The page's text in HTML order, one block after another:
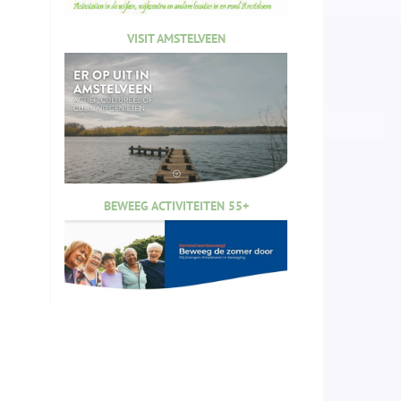
VISIT AMSTELVEEN
BEWEEG ACTIVITEITEN 55+